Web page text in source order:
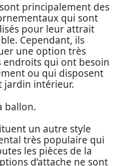
principalement des
qui sont
pour leur attrait
Cependant, ils
une option très
endroits qui ont besoin
ou qui disposent
jardin intérieur.
ballon.
un autre style
très populaire qui
les pièces de la
d’attache ne sont